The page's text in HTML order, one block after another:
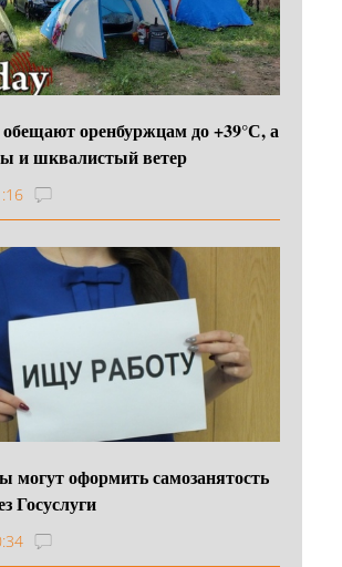
оренбуржцам до +39°С, а
и шквалистый ветер
могут оформить самозанятость
Госуслуги